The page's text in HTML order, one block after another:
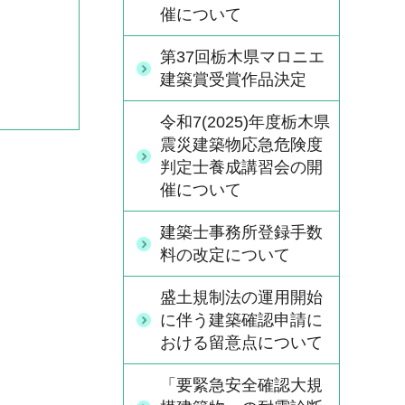
催について
第37回栃木県マロニエ
建築賞受賞作品決定
令和7(2025)年度栃木県
震災建築物応急危険度
判定士養成講習会の開
催について
建築士事務所登録手数
料の改定について
盛土規制法の運用開始
に伴う建築確認申請に
おける留意点について
「要緊急安全確認大規